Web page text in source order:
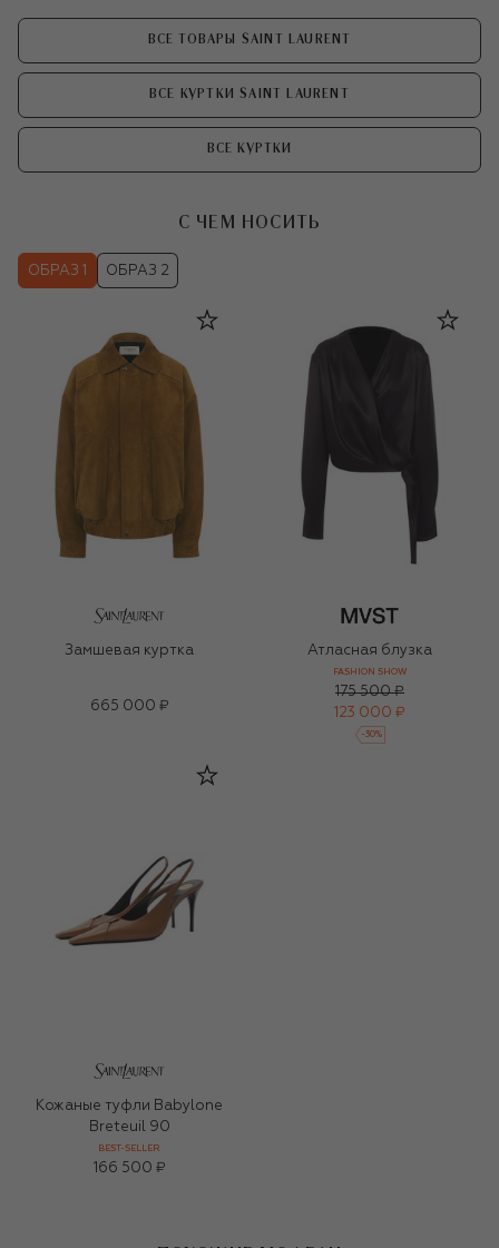
ВСЕ ТОВАРЫ SAINT LAURENT
ВСЕ КУРТКИ SAINT LAURENT
ВСЕ КУРТКИ
С ЧЕМ НОСИТЬ
ОБРАЗ 1 ОБРАЗ 2
Замшевая куртка
665 000 ₽
Атласная блузка
FASHION SHOW
175 500 ₽
123 000 ₽
-30%
Кожаные туфли Babylone
Breteuil 90
BEST-SELLER
166 500 ₽